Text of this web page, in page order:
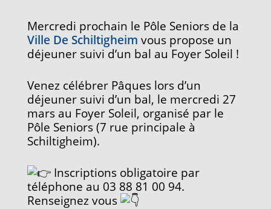
Mercredi prochain le Pôle Seniors de la
Ville De Schiltigheim vous propose un
déjeuner suivi d’un bal au Foyer Soleil !
Venez célébrer Pâques lors d’un
déjeuner suivi d’un bal, le mercredi 27
mars au Foyer Soleil, organisé par le
Pôle Seniors (7 rue principale à
Schiltigheim).
Inscriptions obligatoire par
téléphone au 03 88 81 00 94.
Renseignez vous